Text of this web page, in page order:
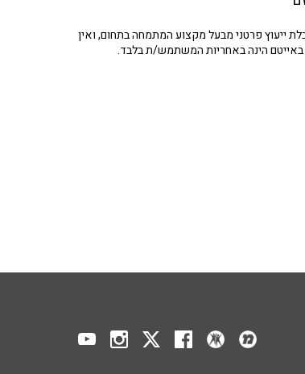
ייעוץ פרטני מבעל מקצוע המתמחה בתחום, ואין
באייטם הינה באחריות המשתמש/ת בלבד.